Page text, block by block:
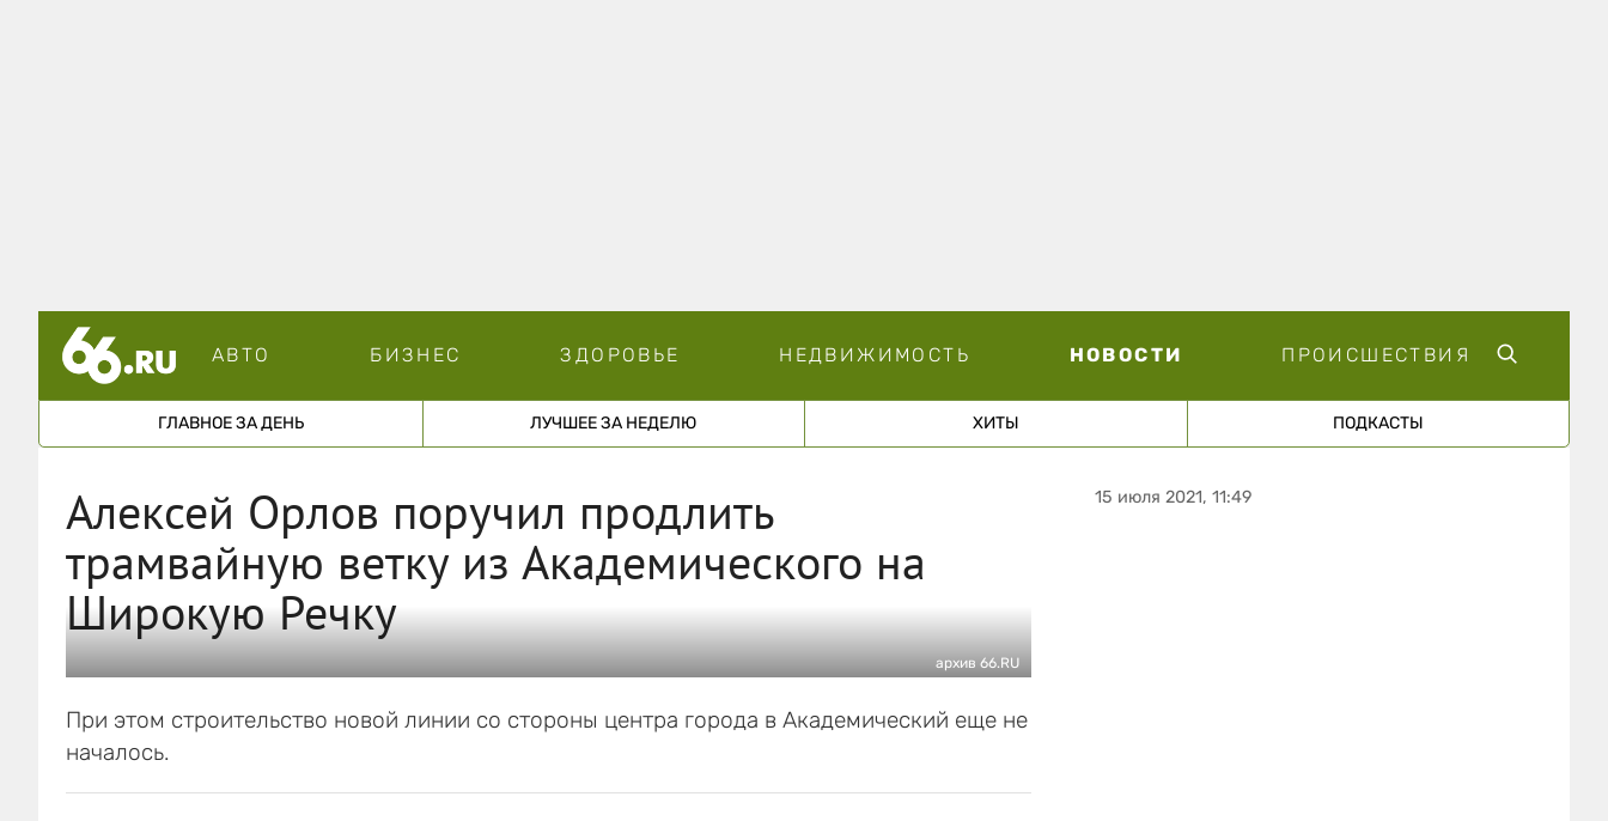
АВТО БИЗНЕС ЗДОРОВЬЕ НЕДВИЖИМОСТЬ НОВОСТИ ПРОИСШЕСТВИЯ
ГЛАВНОЕ ЗА ДЕНЬ ЛУЧШЕЕ ЗА НЕДЕЛЮ ХИТЫ ПОДКАСТЫ
Алексей Орлов поручил продлить
трамвайную ветку из Академического на
Широкую Речку
архив 66.RU
При этом строительство новой линии со стороны центра города в Академический еще не
началось.
15 июля 2021, 11:49